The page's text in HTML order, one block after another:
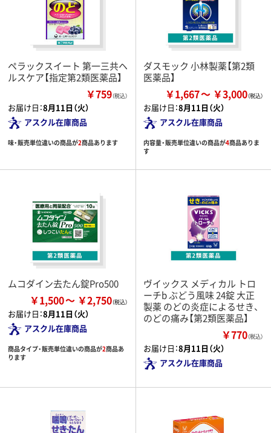
ペラックスイート 第一三共ヘ
ルスケア【指定第2類医薬品】
￥759（税込）
お届け日：8月11日（火）
アスクル在庫商品
味・販売単位違いの商品が2商品あります
ダスモック 小林製薬【第2類
医薬品】
￥1,667 ￥3,000
お届け日：8月11日（火）
アスクル在庫商品
内容量・販売単位違いの商品が4商品ありま
す
ムコダイン去たん錠Pro500
￥1,500 ￥2,750
お届け日：8月11日（火）
アスクル在庫商品
商品タイプ・販売単位違いの商品が2商品あ
ります
ヴイックス メディカル トロ
ーチb ぶどう風味 24錠 大正
製薬 のどの炎症によるせき、
のどの痛み【第2類医薬品】
￥770（税込）
お届け日：8月11日（火）
アスクル在庫商品